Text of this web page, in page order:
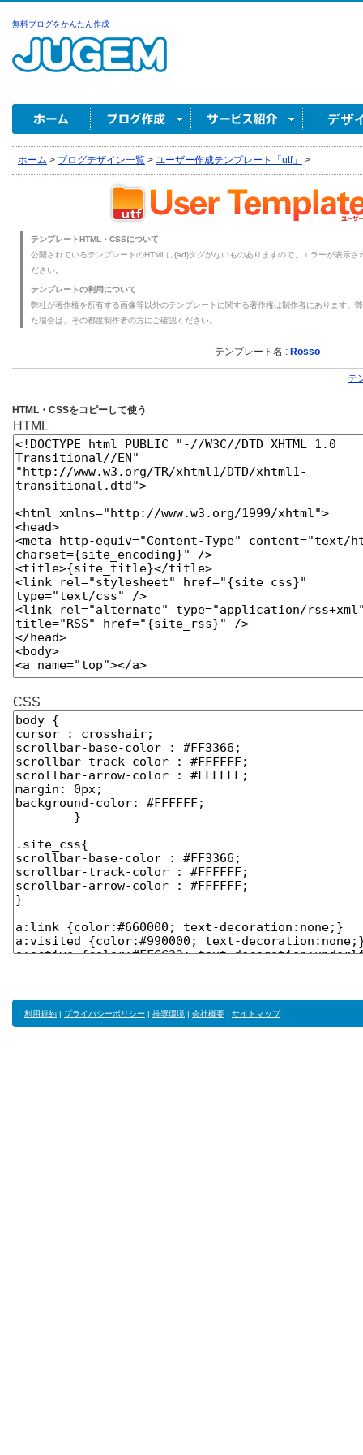
無料ブログをかんたん作成
ホーム > ブログデザイン一覧 > ユーザー作成テンプレート「utf」 >
テンプレートHTML・CSSについて
公開されているテンプレートのHTMLに{ad}タグがないものありますので、エラーが表示
ださい。
テンプレートの利用について
弊社が著作権を所有する画像等以外のテンプレートに関する著作権は制作者にあります。
た場合は、その都度制作者の方にご確認ください。
テンプレート名 : Rosso
テ
HTML・CSSをコピーして使う
HTML
CSS
利用規約 | プライバシーポリシー | 推奨環境 | 会社概要 | サイトマップ